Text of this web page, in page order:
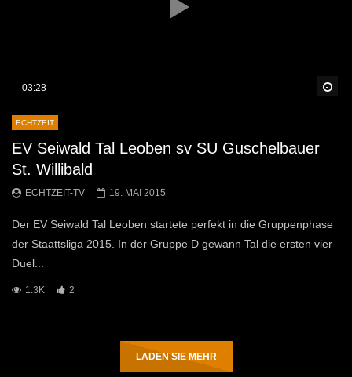
03:28
ECHTZEIT
EV Seiwald Tal Leoben sv SU Guschelbauer
St. Willibald
ECHTZEIT-TV 19. MAI 2015
Der EV Seiwald Tal Leoben startete perfekt in die Gruppenphase
der Staattsliga 2015. In der Gruppe D gewann Tal die ersten vier
Duel...
1.3K 2
LADEN SIE MEHR